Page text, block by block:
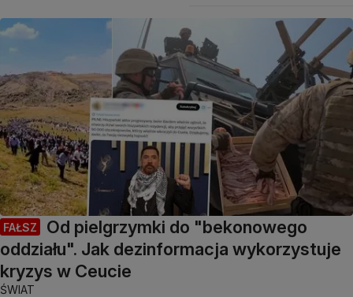
FAŁSZ
Od pielgrzymki do "bekonowego
oddziału". Jak dezinformacja wykorzystuje
kryzys w Ceucie
ŚWIAT